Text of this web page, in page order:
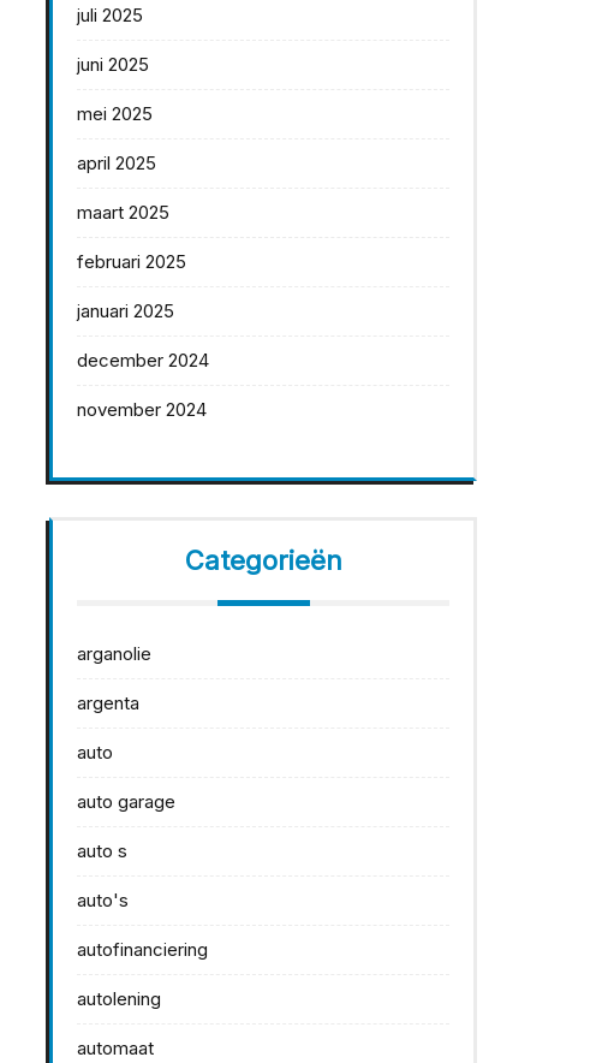
juli 2025
juni 2025
mei 2025
april 2025
maart 2025
februari 2025
januari 2025
december 2024
november 2024
Categorieën
arganolie
argenta
auto
auto garage
auto s
auto's
autofinanciering
autolening
automaat